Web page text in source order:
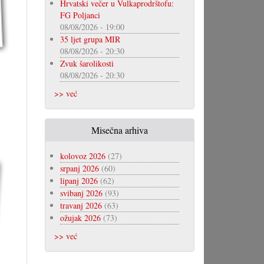
Hrvatski večer u Vulkaprodrštofu:
FG Poljanci
08/08/2026 - 19:00
35 ljet grupa MIR
08/08/2026 - 20:30
Zvuk šarolikosti
08/08/2026 - 20:30
>> već
Misečna arhiva
kolovoz 2026(27)
srpanj 2026(60)
lipanj 2026(62)
svibanj 2026(93)
travanj 2026(63)
ožujak 2026(73)
>> već